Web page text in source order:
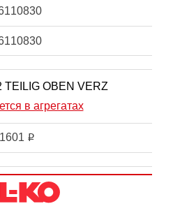
TEILIG OBEN VERZ
в агрегатах
1601 i